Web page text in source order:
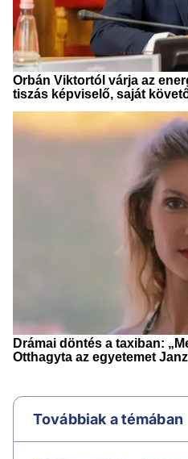
Továbbiak a témában